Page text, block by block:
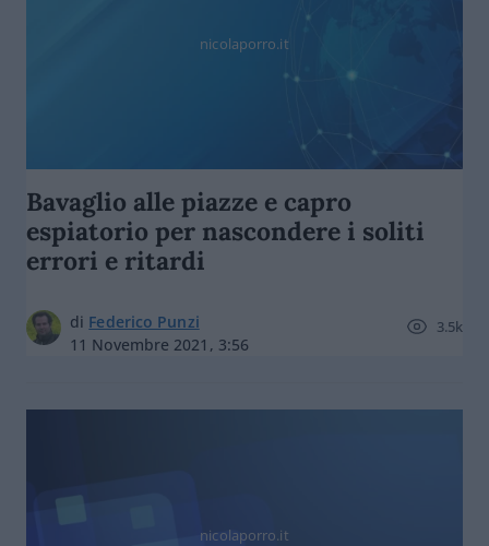
nicolaporro.it
Bavaglio alle piazze e capro
espiatorio per nascondere i soliti
errori e ritardi
di Federico Punzi
11 Novembre 2021, 3:56
3.5k
nicolaporro.it